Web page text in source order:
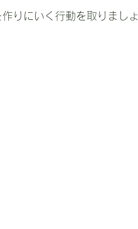
りにいく行動を取りましょ